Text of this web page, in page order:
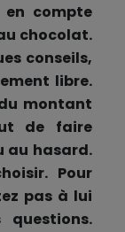
compte
chocolat.
conseils,
libre.
montant
de faire
au hasard.
Pour
pas à lui
questions.